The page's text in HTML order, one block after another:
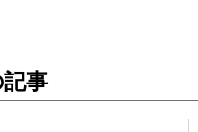
事